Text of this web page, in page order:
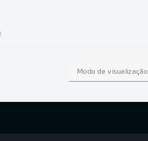
Modo de visualização